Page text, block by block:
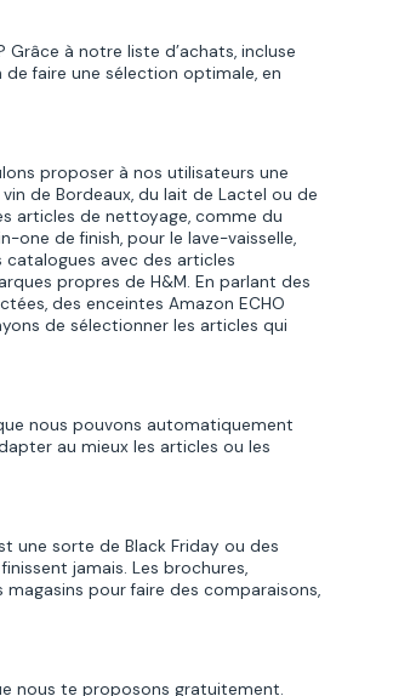
à notre liste d’achats, incluse
faire une sélection optimale, en
proposer à nos utilisateurs une
de Bordeaux, du lait de Lactel ou de
articles de nettoyage, comme du
one de finish, pour le lave-vaisselle,
catalogues avec des articles
propres de H&M. En parlant des
des enceintes Amazon ECHO
de sélectionner les articles qui
nous pouvons automatiquement
au mieux les articles ou les
une sorte de Black Friday ou des
jamais. Les brochures,
pour faire des comparaisons,
nous te proposons gratuitement.